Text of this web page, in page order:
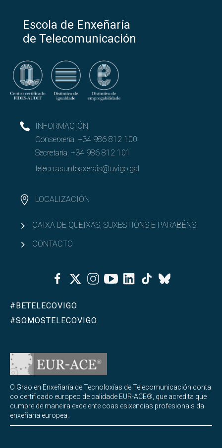
Escola de Enxeñaría
de Telecomunicación
INFORMACIÓN
Conserxería: +34 986 812 100
Secretaría: +34 986 812 101
teleco.asuntosxerais@uvigo.gal
LOCALIZACIÓN
CAIXA DE QUEIXAS, SUXESTIÓNS E PARABÉNS
CONTACTO
FacebookTwitterInstagramYoutubeLinkedinTiktok
Bluesky
#BETELECOVIGO
#SOMOSTELECOVIGO
O Grao en Enxeñaría de Tecnoloxías de Telecomunicación conta
co certificado europeo de calidade EUR-ACE®, que acredita que
cumpre de maneira excelente coas esixencias profesionais da
enxeñaría europea.